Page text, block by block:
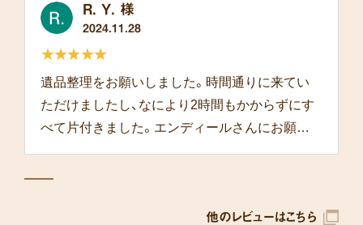
R. Y. 様
2024.11.28
遺品整理をお願いしました。時間通りに来てい
ただけましたし、なにより2時間もかからずにす
べて片付きました。エンディールさんにお願い
★★★★★
他のレビューはこちら